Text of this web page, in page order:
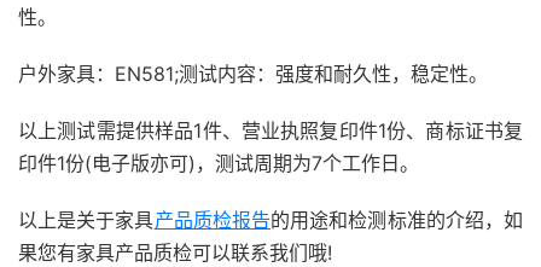
性。
户外家具：EN581;测试内容：强度和耐久性，稳定性。
以上测试需提供样品1件、营业执照复印件1份、商标证书复
印件1份(电子版亦可)，测试周期为7个工作日。
以上是关于家具产品质检报告的用途和检测标准的介绍，如
果您有家具产品质检可以联系我们哦!